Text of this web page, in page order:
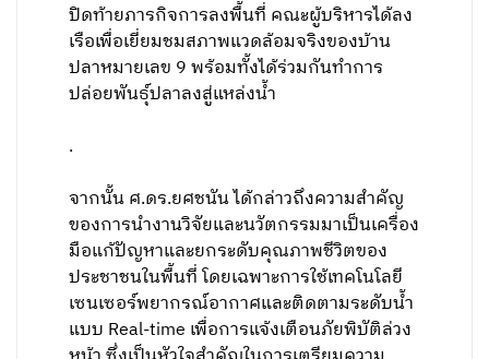
ปิดท้ายภารกิจการลงพื้นที่ คณะผู้บริหารได้ลง
เรือเพื่อเยี่ยมชมสภาพแวดล้อมจริงของบ้าน
ปลาหมายเลข 9 พร้อมทั้งได้ร่วมกันทำการ
ปล่อยพันธุ์ปลาลงสู่แหล่งน้ำ
.
จากนั้น ศ.ดร.ยศชนัน ได้กล่าวถึงความสำคัญ
ของการนำงานวิจัยและนวัตกรรมมาเป็นเครื่อง
มือแก้ปัญหาและยกระดับคุณภาพชีวิตของ
ประชาชนในพื้นที่ โดยเฉพาะการใช้เทคโนโลยี
เซนเซอร์พยากรณ์อากาศและติดตามระดับน้ำ
แบบ Real-time เพื่อการแจ้งเตือนภัยพิบัติล่วง